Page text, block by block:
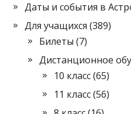
Даты и события в
Для учащихся (389)
Билеты (7)
Дистанционное
10 класс(65)
11 класс(56)